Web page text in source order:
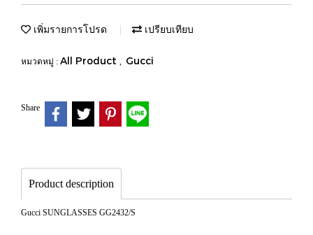
เพิ่มรายการโปรด เปรียบเทียบ
หมวดหมู่ : All Product , Gucci
Share
Product description
Gucci SUNGLASSES GG2432/S